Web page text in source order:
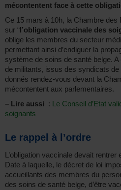
mécontentent face à cette
Ce 15 mars à 10h, la Chambre des
sur “l’obligation vaccinale des
oblige les membres du secteur
permettant ainsi d’endiguer la
système de soins de santé belge.
de militants, issus des syndicats
donnés rendez-vous devant la
mécontentent aux parlementaires.
– Lire aussi : Le Conseil d’Etat
soignants
Le rappel à l’ordre
L’obligation vaccinale devait rentrer
Date à laquelle, le décret de loi
accueillants des membres du
des soins de santé belge, d’être